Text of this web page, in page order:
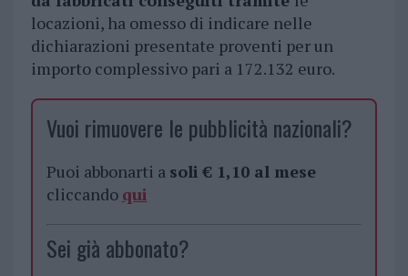
locazioni, ha omesso di indicare nelle
dichiarazioni presentate proventi per un
importo complessivo pari a 172.132 euro.
Vuoi rimuovere le pubblicità nazionali?
Puoi abbonarti a soli € 1,10 al mese
cliccando qui
Sei già abbonato?